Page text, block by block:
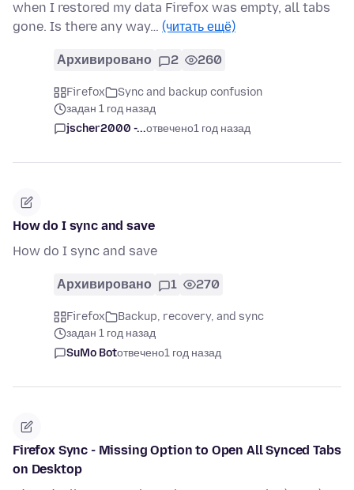
when I restored my data Firefox was empty, all tabs
gone. Is there any way… (читать ещё)
Архивировано 2 260
Firefox
Sync and backup confusion
задан 1 год назад
jscher2000 -...отвечено1 год назад
How do I sync and save
How do I sync and save
Архивировано 1 270
Firefox
Backup, recovery, and sync
задан 1 год назад
SuMo Botотвечено1 год назад
Firefox Sync - Missing Option to Open All Synced Tabs
on Desktop